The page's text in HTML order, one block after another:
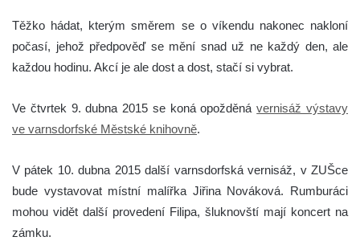
Těžko hádat, kterým směrem se o víkendu nakonec nakloní
počasí, jehož předpověď se mění snad už ne každý den, ale
každou hodinu. Akcí je ale dost a dost, stačí si vybrat.
Ve čtvrtek 9. dubna 2015 se koná opožděnávernisáž výstavy
ve varnsdorfské Městské knihovně.
V pátek 10. dubna 2015 další varnsdorfská vernisáž, v ZUŠce
bude vystavovat místní malířka Jiřina Nováková. Rumburáci
mohou vidět další provedení Filipa, šluknovští mají koncert na
zámku.